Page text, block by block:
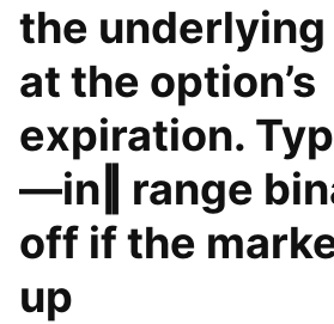
the
at the option’s
expiration.
―in‖ range
off if the
up